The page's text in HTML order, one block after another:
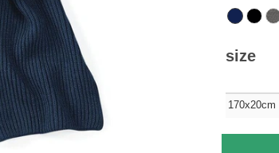
size
170x20cm